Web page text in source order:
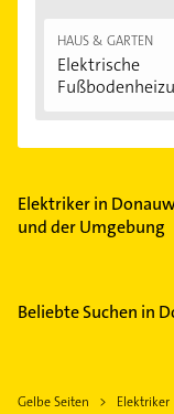
HAUS & GARTEN
Elektrische
Elektriker in
und der Umgebung
Beliebte Suchen in
Gelbe Seiten Elektriker